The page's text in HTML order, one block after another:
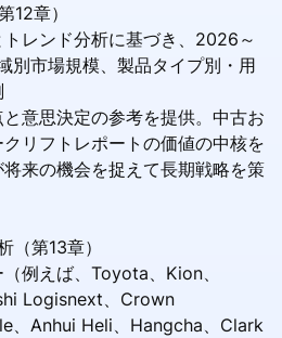
12章）
レンド分析に基づき、2026～
別市場規模、製品タイプ別・用
意思決定の参考を提供。中古お
リフトレポートの価値の中核を
来の機会を捉えて長期戦略を策
（第13章）
例えば、Toyota、Kion、
Logisnext、Crown
、Anhui Heli、Hangcha、Clark